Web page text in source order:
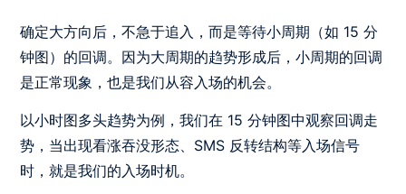
确定大方向后，不急于追入，而是等待小周期（如 15 分
钟图）的回调。因为大周期的趋势形成后，小周期的回调
是正常现象，也是我们从容入场的机会。
以小时图多头趋势为例，我们在 15 分钟图中观察回调走
势，当出现看涨吞没形态、SMS 反转结构等入场信号
时，就是我们的入场时机。